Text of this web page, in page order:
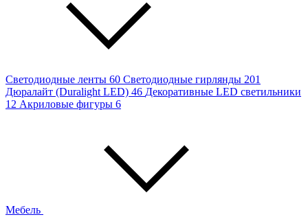
Светодиодные ленты 60 Светодиодные гирлянды 201
Дюралайт (Duralight LED) 46 Декоративные LED светильники
12 Акриловые фигуры 6
Мебель